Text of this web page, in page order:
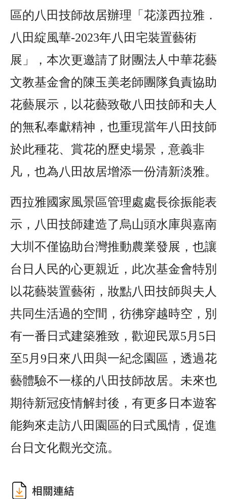
區的八田技師故居辦理「花漾西拉雅．
八田綻風華-2023年八田宅裝置藝術
展」，本次更邀請了財團法人中華花藝
文教基金會的陳玉美老師團隊負責協助
花藝展示，以花藝致敬八田技師和夫人
的無私奉獻精神，也重現當年八田技師
於此種花、賞花的歷史場景，意義非
凡，也為八田故居增添一份清新淡雅。
西拉雅國家風景區管理處處長徐振能表
示，八田技師建造了烏山頭水庫與嘉南
大圳不僅協助台灣推動農業發展，也讓
台日人民的心更親近，此次基金會特別
以花藝裝置藝術，妝點八田技師與夫人
共同生活過的空間，彷彿穿越時空，別
有一番日式建築雅致，歡迎民眾5月5日
至5月9日來八田與一紀念園區，透過花
藝體驗不一樣的八田技師故居。未來也
期待新冠疫情解封後，有更多日本遊客
能夠來走訪八田園區的日式風情，促進
台日文化觀光交流。
相關連結